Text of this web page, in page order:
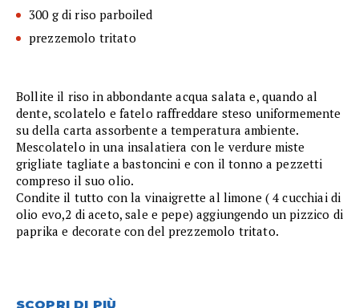
300 g di riso parboiled
prezzemolo tritato
Bollite il riso in abbondante acqua salata e, quando al
dente, scolatelo e fatelo raffreddare steso uniformemente
su della carta assorbente a temperatura ambiente.
Mescolatelo in una insalatiera con le verdure miste
grigliate tagliate a bastoncini e con il tonno a pezzetti
compreso il suo olio.
Condite il tutto con la vinaigrette al limone ( 4 cucchiai di
olio evo,2 di aceto, sale e pepe) aggiungendo un pizzico di
paprika e decorate con del prezzemolo tritato.
SCOPRI DI PIÙ